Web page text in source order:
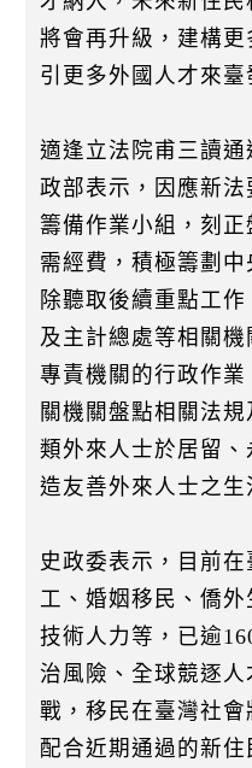
將會再升級，建構
引更多外國人才來臺
適逢立法院甫三讀
政部表示，因應新
籌備作業小組，刻
需經費，積極籌劃
除聽取後續重點工
及主計總處等相關
專責機關的行政作
關機關盤點相關法
類外來人士於居留
造友善外來人士之生
史政委表示，目前
工、婚姻移民、僑
技術人力等，已逾
治風險、全球競逐
戰，移民在臺灣社會
配合近期通過的新